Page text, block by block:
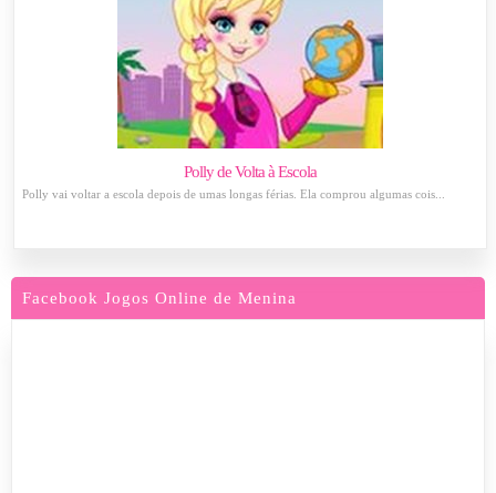
Polly de Volta à Escola
Polly vai voltar a escola depois de umas longas férias. Ela comprou algumas cois...
Facebook Jogos Online de Menina